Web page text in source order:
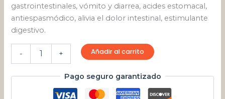
gastrointestinales, vómito y diarrea, acides estomacal,
antiespasmódico, alivia el dolor intestinal, estimulante
digestivo.
- + Añadir al carrito
Pago seguro garantizado